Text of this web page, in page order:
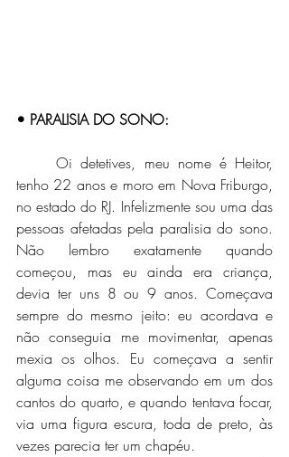
• PARALISIA DO SONO:
	Oi detetives, meu nome é Heitor,
tenho 22 anos e moro em Nova Friburgo,
no estado do RJ. Infelizmente sou uma das
pessoas afetadas pela paralisia do sono.
Não lembro exatamente quando
começou, mas eu ainda era criança,
devia ter uns 8 ou 9 anos. Começava
sempre do mesmo jeito: eu acordava e
não conseguia me movimentar, apenas
mexia os olhos. Eu começava a sentir
alguma coisa me observando em um dos
cantos do quarto, e quando tentava focar,
via uma figura escura, toda de preto, às
vezes parecia ter um chapéu.